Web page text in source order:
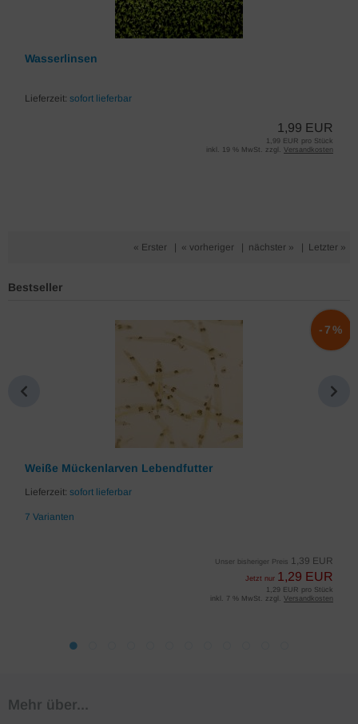
Wasserlinsen
Lieferzeit: sofort lieferbar
1,99 EUR
1,99 EUR pro Stück
inkl. 19 % MwSt. zzgl. Versandkosten
« Erster « vorheriger nächster » Letzter »
Bestseller
Weiße Mückenlarven Lebendfutter
Lieferzeit: sofort lieferbar
7 Varianten
Unser bisheriger Preis 1,39 EUR
Jetzt nur 1,29 EUR
-7%
1,29 EUR pro Stück
inkl. 7 % MwSt. zzgl. Versandkosten
Mehr über...